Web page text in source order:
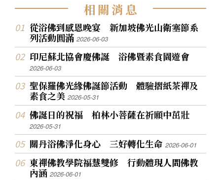
相關消息
從浴佛到感恩晚宴 新加坡佛光山衛塞節系
列活動圓滿2026-06-03
印尼蘇北協會慶佛誕 浴佛暨素食園遊會
2026-06-03
聖保羅佛光緣佛誕節活動 體驗摺紙茶禪及
素食之美2026-05-31
佛誕日的祝福 柏林小菩薩在祈願中茁壯
2026-05-31
關丹浴佛淨化身心 三好轉化生命2026-06-01
東禪佛教學院福慧雙修 行動體現人間佛教
內涵2026-06-01